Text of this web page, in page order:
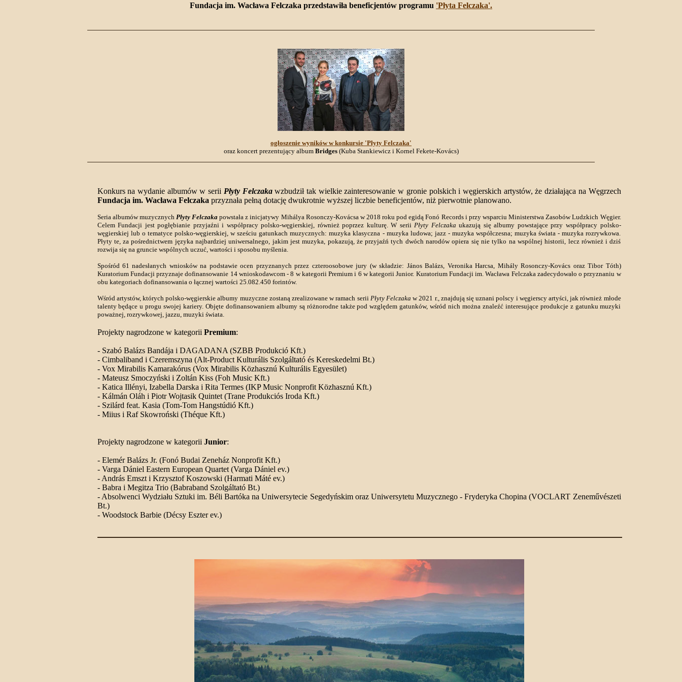
Fundacja im. Wacława Felczaka przedstawiła beneficjentów programu 'Płyta Felczaka'.
ogłoszenie wyników w konkursie 'Płyty Felczaka'
oraz koncert prezentujący album Bridges(Kuba Stankiewicz i Kornel Fekete-Kovács)
Konkurs na wydanie albumów w serii Płyty Felczakawzbudził tak wielkie zainteresowanie w gronie polskich i węgierskich artystów, że działająca na Węgrzech
Fundacja im. Wacława Felczaka przyznała pełną dotację dwukrotnie wyższej liczbie beneficjentów, niż pierwotnie planowano.
Seria albumów muzycznych Płyty Felczaka powstała z inicjatywy Mihálya Rosonczy-Kovácsa w 2018 roku pod egidą Fonó Records i przy wsparciu Ministerstwa Zasobów Ludzkich Węgier.
Celem Fundacji jest pogłębianie przyjaźni i współpracy polsko-węgierskiej, również poprzez kulturę. W seriiPłyty Felczaka ukazują się albumy powstające przy współpracy polsko-
węgierskiej lub o tematyce polsko-węgierskiej, w sześciu gatunkach muzycznych: muzyka klasyczna - muzyka ludowa; jazz - muzyka współczesna; muzyka świata - muzyka rozrywkowa.
Płyty te, za pośrednictwem języka najbardziej uniwersalnego, jakim jest muzyka, pokazują, że przyjaźń tych dwóch narodów opiera się nie tylko na wspólnej historii, lecz również i dziś
rozwija się na gruncie wspólnych uczuć, wartości i sposobu myślenia.
Spośród 61 nadesłanych wniosków na podstawie ocen przyznanych przez czteroosobowe jury (w składzie: János Balázs, Veronika Harcsa, Mihály Rosonczy-Kovács oraz Tibor Tóth)
Kuratorium Fundacji przyznaje dofinansowanie 14 wnioskodawcom - 8 w kategorii Premium i 6 w kategorii Junior. Kuratorium Fundacji im. Wacława Felczaka zadecydowało o przyznaniu w
obu kategoriach dofinansowania o łącznej wartości 25.082.450 forintów.
Wśród artystów, których polsko-węgierskie albumy muzyczne zostaną zrealizowane w ramach serii Płyty Felczaka w 2021 r., znajdują się uznani polscy i węgierscy artyści, jak również młode
talenty będące u progu swojej kariery. Objęte dofinansowaniem albumy są różnorodne także pod względem gatunków, wśród nich można znaleźć interesujące produkcje z gatunku muzyki
poważnej, rozrywkowej, jazzu, muzyki świata.
Projekty nagrodzone w kategorii Premium:
- Szabó Balázs Bandája i DAGADANA (SZBB Produkció Kft.)
- Cimbaliband i Czeremszyna (Alt-Product Kulturális Szolgáltató és Kereskedelmi Bt.)
- Vox Mirabilis Kamarakórus (Vox Mirabilis Közhasznú Kulturális Egyesület)
- Mateusz Smoczyński i Zoltán Kiss (Foh Music Kft.)
- Katica Illényi, Izabella Darska i Rita Termes (IKP Music Nonprofit Közhasznú Kft.)
- Kálmán Oláh i Piotr Wojtasik Quintet (Trane Produkciós Iroda Kft.)
- Szilárd feat. Kasia (Tom-Tom Hangstúdió Kft.)
- Miius i Raf Skowroński (Théque Kft.)
Projekty nagrodzone w kategorii Junior:
- Elemér Balázs Jr. (Fonó Budai Zeneház Nonprofit Kft.)
- Varga Dániel Eastern European Quartet (Varga Dániel ev.)
- András Emszt i Krzysztof Koszowski (Harmati Máté ev.)
- Babra i Megitza Trio (Babraband Szolgáltató Bt.)
- Absolwenci Wydziału Sztuki im. Béli Bartóka na Uniwersytecie Segedyńskim oraz Uniwersytetu Muzycznego - Fryderyka Chopina (VOCLART Zeneművészeti
Bt.)
- Woodstock Barbie (Décsy Eszter ev.)